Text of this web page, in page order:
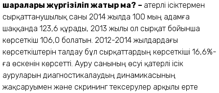
шаралары жүргізіліп жатыр ма? – Қатерлі ісіктермен
сырқаттанушылық саны 2014 жылда 100 мың адамға
шаққанда 123,6 құрады, 2013 жылы ол сырқат бойынша
көрсеткіш 106,0 болатын. 2012-2014 жылдардағы
көрсеткіштерін талдау бұл сырқаттардың көрсеткіші 16,6%-
ға өскенін көрсетті. Ауру санының өсуі қатерлі ісік
ауруларын диагностикалаудың динамикасының
жақсаруымен және скрининг тексерулер арқылы ерте